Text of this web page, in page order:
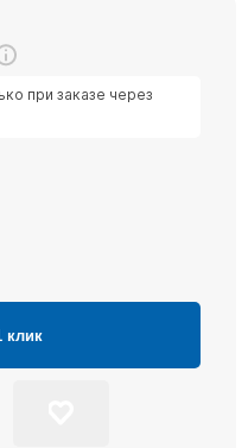
при заказе через
клик